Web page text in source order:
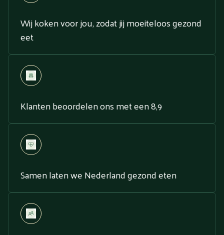
Wij koken voor jou, zodat jij moeiteloos gezond
eet
Klanten beoordelen ons met een 8,9
Samen laten we Nederland gezond eten